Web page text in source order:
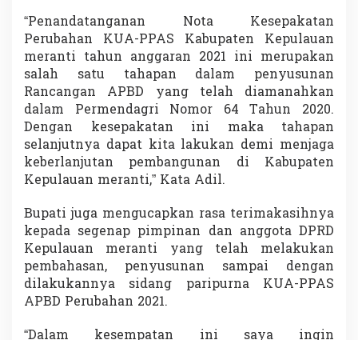
“Penandatanganan Nota Kesepakatan
Perubahan KUA-PPAS Kabupaten Kepulauan
meranti tahun anggaran 2021 ini merupakan
salah satu tahapan dalam penyusunan
Rancangan APBD yang telah diamanahkan
dalam Permendagri Nomor 64 Tahun 2020.
Dengan kesepakatan ini maka tahapan
selanjutnya dapat kita lakukan demi menjaga
keberlanjutan pembangunan di Kabupaten
Kepulauan meranti,” Kata Adil.
Bupati juga mengucapkan rasa terimakasihnya
kepada segenap pimpinan dan anggota DPRD
Kepulauan meranti yang telah melakukan
pembahasan, penyusunan sampai dengan
dilakukannya sidang paripurna KUA-PPAS
APBD Perubahan 2021.